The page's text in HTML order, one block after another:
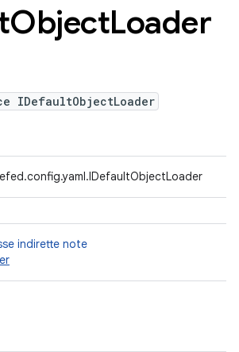
ObjectLoader
IDefaultObjectLoader
indirette note